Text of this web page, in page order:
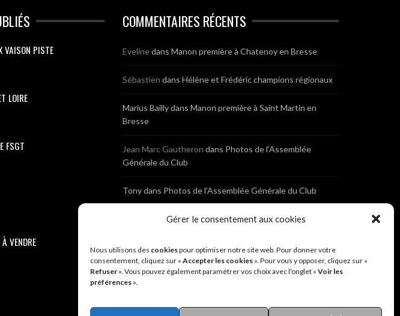
Gérer le consentement aux cookies
Nous utilisons des cookiespour optimiser notre site web. Pour donner votre
consentement, cliquez sur « Accepter les cookies ». Pour vous y opposer, cliquez sur «
Refuser ». Vous pouvez également paramétrer vos choix avec l'onglet « Voir les
préférences ».
VAISON PISTE
LOIRE
FSGT
VENDRE
COMMENTAIRES RÉCENTS
Evelinedans Manon première à Chatenoy en Bresse
Sébastien dans Hélène et Frédéric champions régionaux
Marius Baillydans Manon première à Saint Martin en
Bresse
Jean Marc Gautheron dans Photos de l’Assemblée
Générale du Club
Tonydans Photos de l’Assemblée Générale du Club
dansCyclocross de Brochon (21)
BreniauxdansCyclocross de Brochon (21)
AnonymedansDiététique Nutrition 71 – Cécile Guyon
Robert